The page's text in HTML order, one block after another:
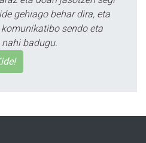
gehiago behar dira, eta
sendo eta
badugu.